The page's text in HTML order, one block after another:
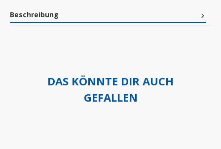
Beschreibung
DAS KÖNNTE DIR AUCH
GEFALLEN